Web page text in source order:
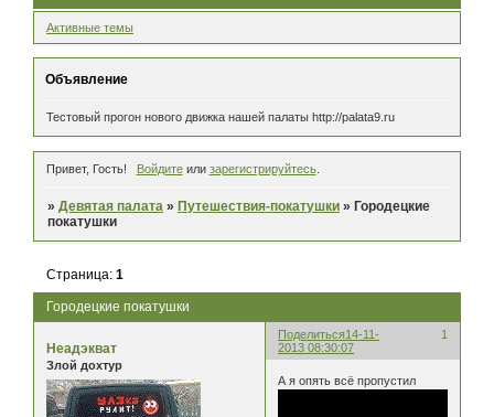
Активные темы
Объявление
Тестовый прогон нового движка нашей палаты http://palata9.ru
Привет, Гость! Войдитеили зарегистрируйтесь.
»Девятая палата » Путешествия-покатушки » Городецкие
покатушки
Городецкие покатушки
Страница:1
Поделиться 1
14-11-
2013 08:30:07
Неадэкват
Злой дохтур
А я опять всё пропустил